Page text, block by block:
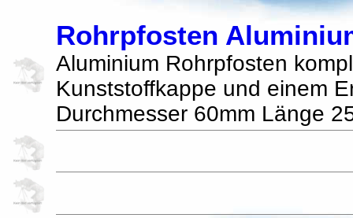
Rohrpfosten
Aluminium Rohrpfosten
Kunststoffkappe und einem
Durchmesser 60mm Länge